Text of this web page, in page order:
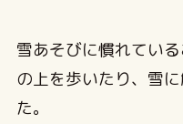
雪あそびに慣れてい
の上を歩いたり、雪
た。